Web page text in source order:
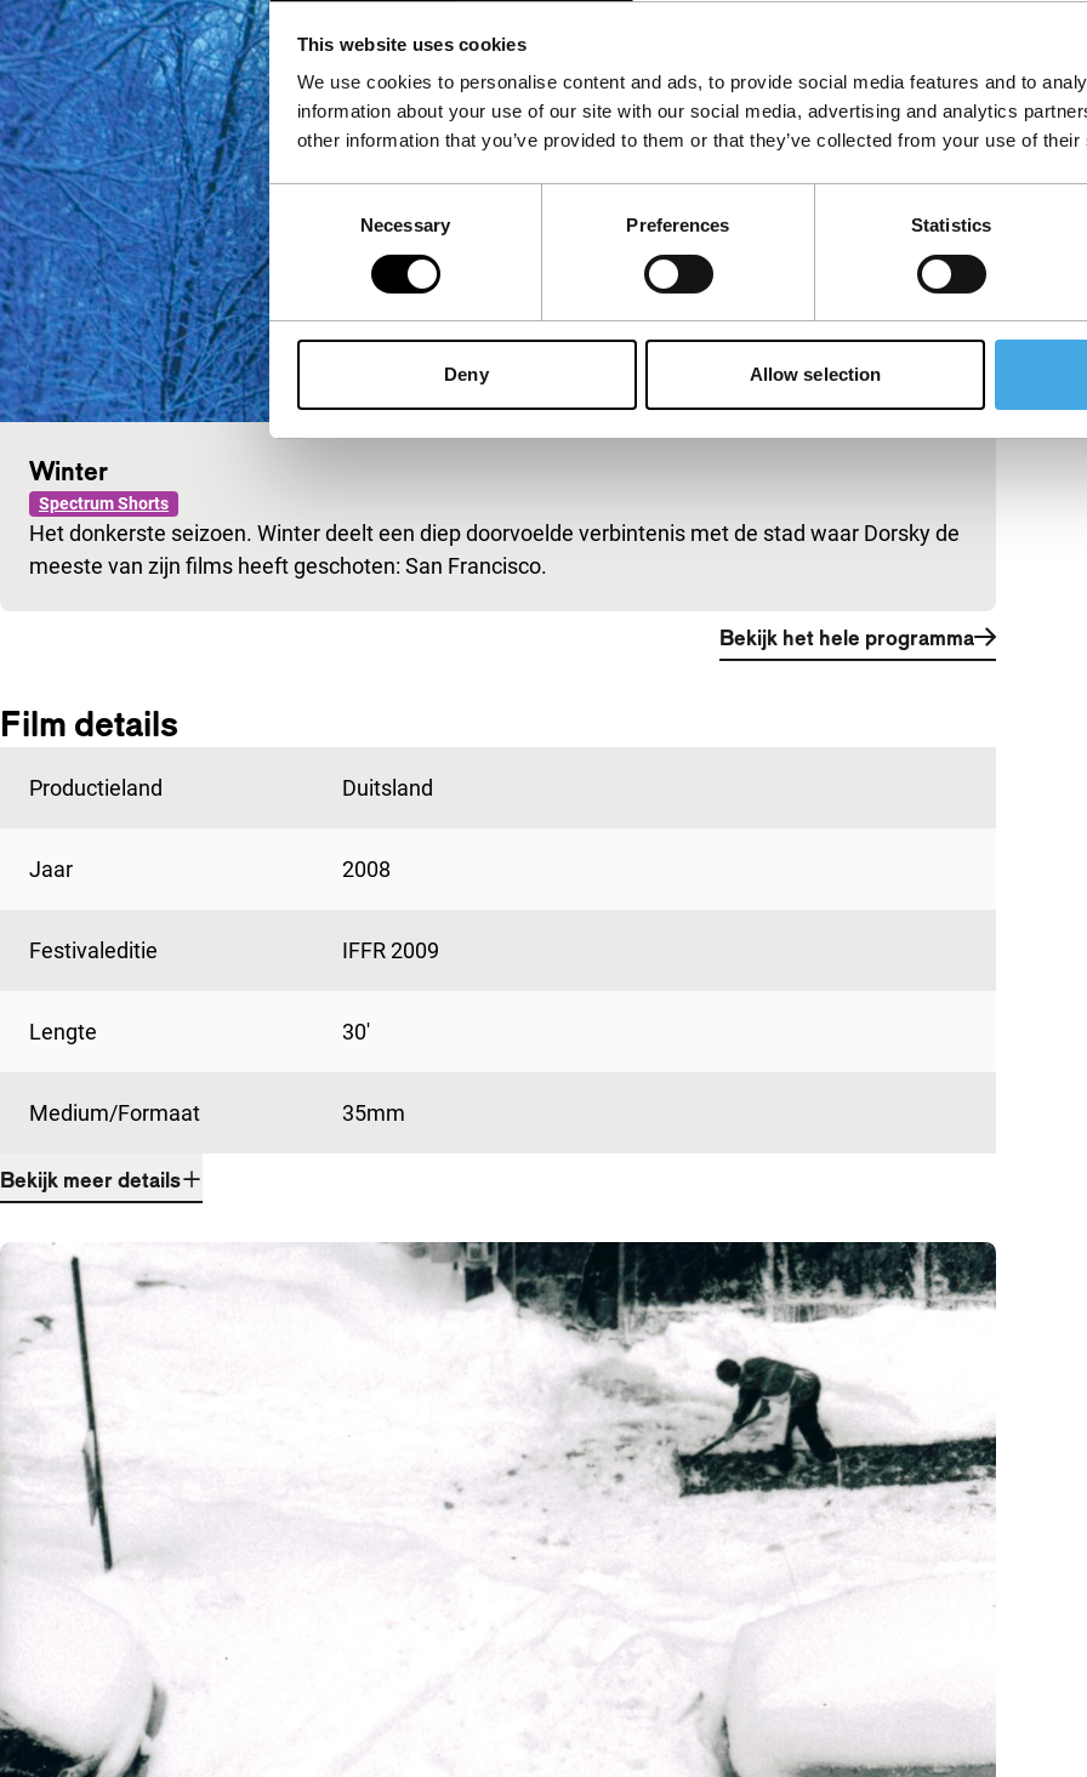
This website uses cookies
We use cookies to personalise content and ads, to provide social media features and to
information about your use of our site with our social media, advertising and analytics
other information that you’ve provided to them or that they’ve collected from your use of
Consent
Selection
Necessary Preferences Statistics
Deny Allow selection
Winter
Spectrum Shorts
Het donkerste seizoen. Winter deelt een diep doorvoelde verbintenis met de stad waar Dorsky de
meeste van zijn films heeft geschoten: San Francisco.
Bekijk het hele programma
Film details
Productieland Duitsland
Jaar 2008
Festivaleditie IFFR 2009
Lengte 30'
Medium/Formaat 35mm
Bekijk meer details